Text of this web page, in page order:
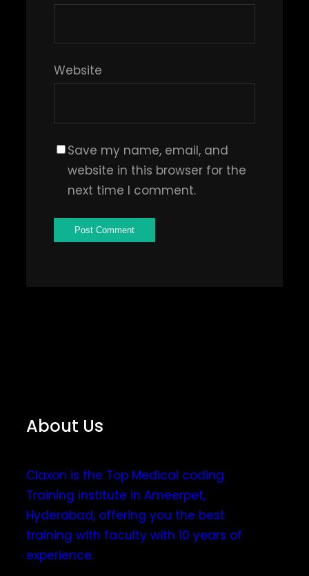
Website
Save my name, email, and
website in this browser for the
next time I comment.
About Us
Claxon is the Top Medical coding
Training institute in Ameerpet,
Hyderabad, offering you the best
training with faculty with 10 years of
experience.